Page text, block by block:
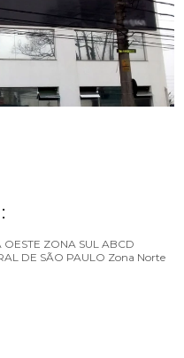
OESTE ZONA SUL ABCD
DE SÃO PAULO Zona Norte